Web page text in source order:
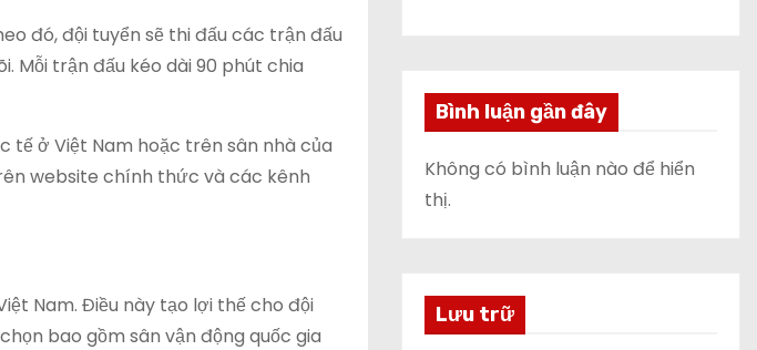
đó, đội tuyển sẽ thi đấu các trận đấu
Mỗi trận đấu kéo dài 90 phút chia
tế ở Việt Nam hoặc trên sân nhà của
website chính thức và các kênh
Nam. Điều này tạo lợi thế cho đội
bao gồm sân vận động quốc gia
Bình luận gần đây
Không có bình luận nào để hiển
thị.
Lưu trữ